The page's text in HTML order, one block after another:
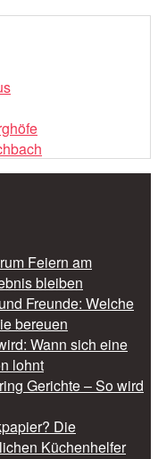
Feiern am
bleiben
Freunde: Welche
bereuen
Wann sich eine
lohnt
Gerichte – So wird
Die
Küchenhelfer